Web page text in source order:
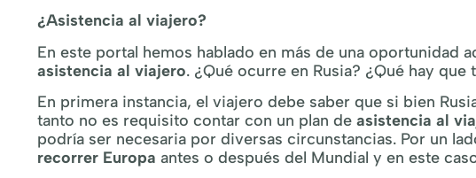
¿Asistencia al viajero?
En este portal hemos hablado en más de una oportunidad
asistencia al viajero. ¿Qué ocurre en Rusia? ¿Qué hay que
En primera instancia, el viajero debe saber que si bien
tanto no es requisito contar con un plan de asistencia al
podría ser necesaria por diversas circunstancias. Por un
recorrer Europa antes o después del Mundial y en este